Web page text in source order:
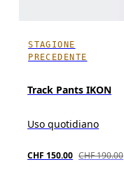
STAGIONE
PRECEDENTE
Track Pants IKON
Uso quotidiano
CHF 150.00 CHF 190.00